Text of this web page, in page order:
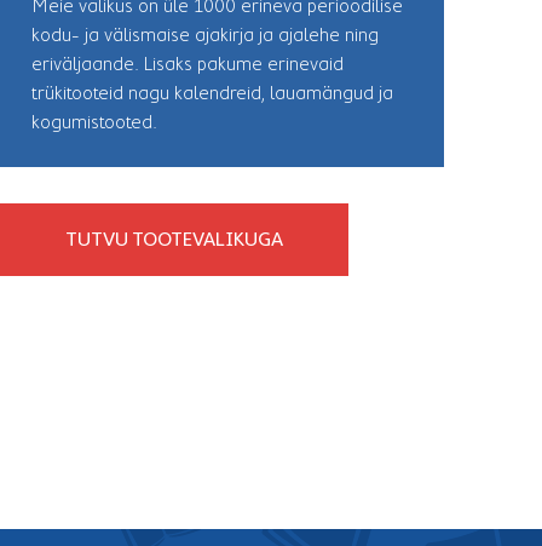
Meie valikus on üle 1000 erineva perioodilise
kodu- ja välismaise ajakirja ja ajalehe ning
eriväljaande. Lisaks pakume erinevaid
trükitooteid nagu kalendreid, lauamängud ja
kogumistooted.
TUTVU TOOTEVALIKUGA